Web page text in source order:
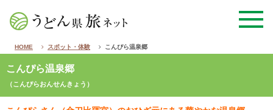
HOME スポット・体験 こんぴら温泉郷
こんぴら温泉郷
（こんぴらおんせんきょう）